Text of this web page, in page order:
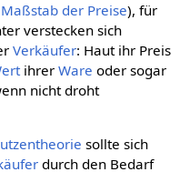
Maßstab der Preise), für
verstecken sich
Verkäufer: Haut ihr Preis
ihrer Ware oder sogar
nicht droht
sollte sich
durch den Bedarf